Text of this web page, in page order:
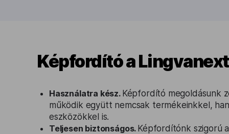
Képfordító a
Használatra kész. Képfordító megoldásunk
működik együtt nemcsak termékeinkkel,
eszközökkel is.
Teljesen biztonságos. Képfordítónk szigorú